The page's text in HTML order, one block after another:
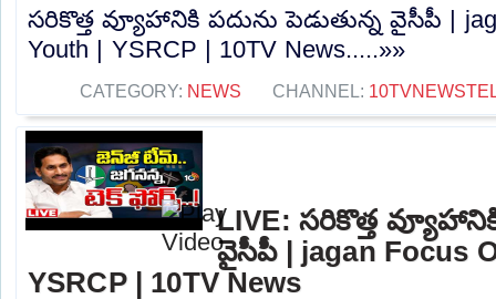
సరికొత్త వ్యూహానికి పదును పెడుతున్న వైసీపీ |
Youth | YSRCP | 10TV News.....»»
CATEGORY: NEWS CHANNEL:
LIVE: సరికొత్త
వైసీపీ | jagan Focus
YSRCP | 10TV News